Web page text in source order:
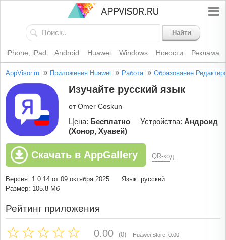
Найти
iPhone, iPad Android Huawei Windows Новости Реклама
AppVisor.ru » Приложения Huawei » Работа » Образование
Изучайте русский язык
от Omer Coskun
Цена: Бесплатно Устройства: Андроид
(Хонор, Хуавей)
Скачать в AppGallery QR-код
Версия: 1.0.14 от 09 октября 2025
Язык: русский
Размер: 105.8 Мб
Рейтинг приложения
0.00 (0) Huawei Store: 0.00